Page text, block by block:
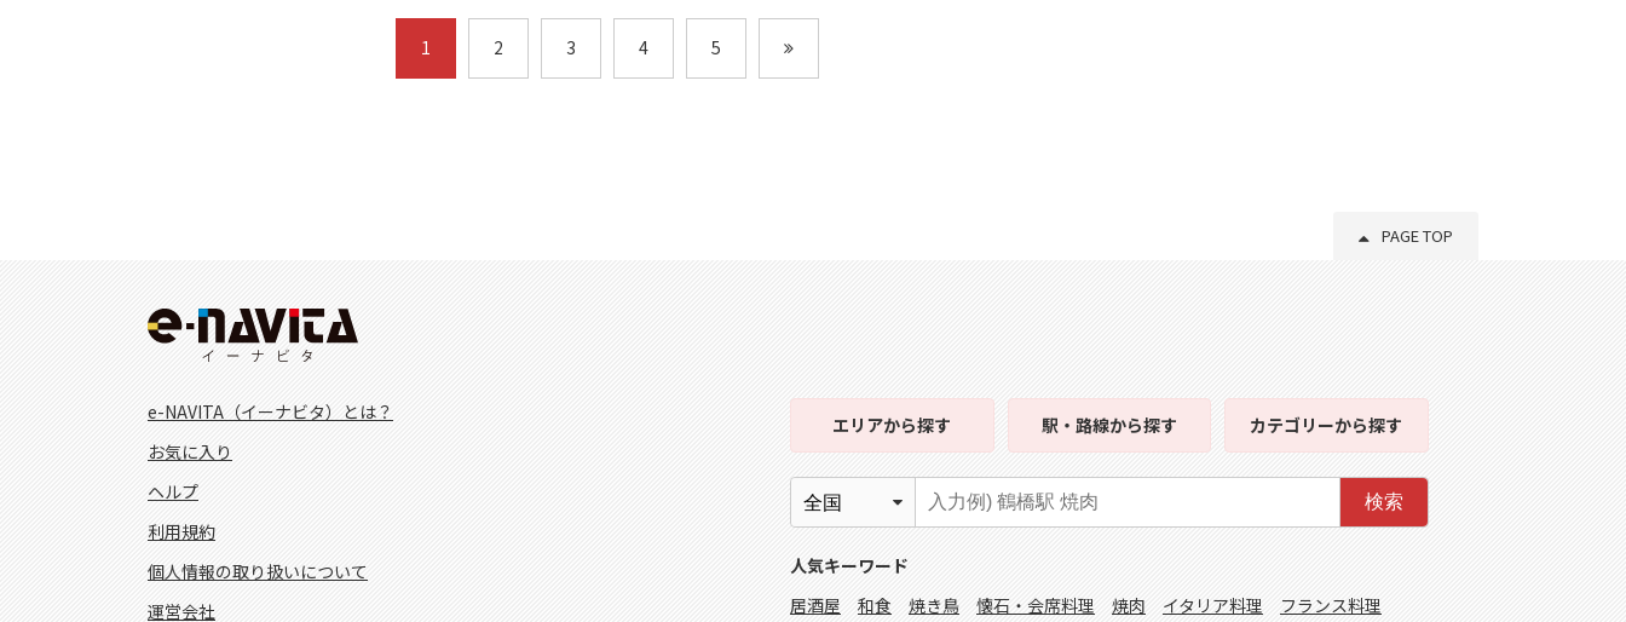
1 2 3 4 5
PAGE TOP
e-NAVITA（イーナビタ）とは？
お気に入り
ヘルプ
利用規約
個人情報の取り扱いについて
運営会社
エリアから探す 駅・路線から探す カテゴリーから探す
検索
人気キーワード
居酒屋
和食 焼き鳥 懐石・会席料理 焼肉 イタリア料理 フランス料理